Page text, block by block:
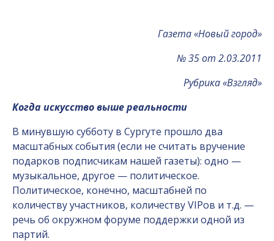
Газета «Новый город»
№ 35 от 2.03.2011
Рубрика «Взгляд»
Когда искусство выше реальности
В минувшую субботу в Сургуте прошло два
масштабных события (если не считать вручение
подарков подписчикам нашей газеты): одно —
музыкальное, другое — политическое.
Политическое, конечно, масштабней по
количеству участников, количеству VIPов и т.д. —
речь об окружном форуме поддержки одной из
партий.